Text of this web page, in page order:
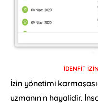
İDENFİT
İzin yönetimi
uzmanının hayalidir.